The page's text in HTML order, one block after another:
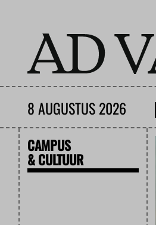
8 AUGUSTUS 2026
CAMPUS
& CULTUUR